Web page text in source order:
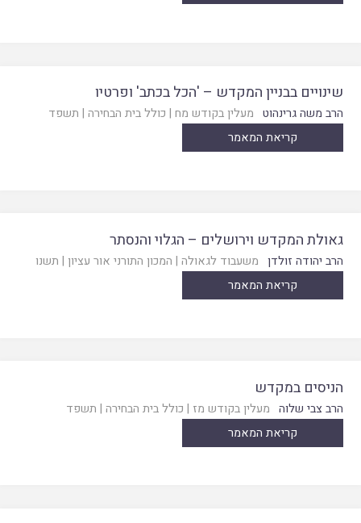
שינויים בבניין המקדש – 'הכל בכתב' ופרטיו
הרב משה גרינהוט מעלין בקודש מח | כולל בית הבחירה | תשפד
קריאת המאמר
גאולת המקדש וירושלים – הגלוי והנסתר
הרב יהודה זולדן משעבוד לגאולה | המכון התורני אור עציון | תשנו
קריאת המאמר
הניסים במקדש
הרב צבי שלוה מעלין בקודש מז | כולל בית הבחירה | תשפד
קריאת המאמר